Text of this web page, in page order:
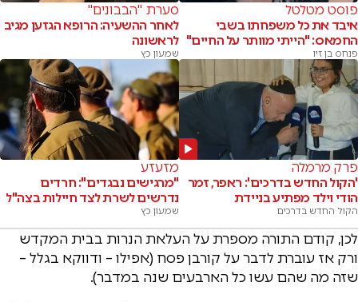
פוסט מטלטל
איבד את כל משפחתו בשבי
החמאס: "הייתי מוותר על החיים"
פנחס בן זיו
סערת "הבבונים"
לאחר ההשעיה: הרופא הגזען מגיב
לראשונה
שמעון כץ
פרק מרמלה
'הקול החדש בדרכים': ראפר, זמר
הודי וילד מפתיע בניידת
הקול החדש בדרכים
מזעזע
"מרגישים נבגדים": חרדים
נדרשים לשרת לצד חיילות בצה"ל
שמעון כץ
לכן, קודם התורה מספרת על העלאת הנרות בבית המקדש
ורק אז עוברת לדבר על קורבן פסח (אפילו – ודווקא בגלל –
שזה מה שהם עשו כל הארבעים שנה במדבר).